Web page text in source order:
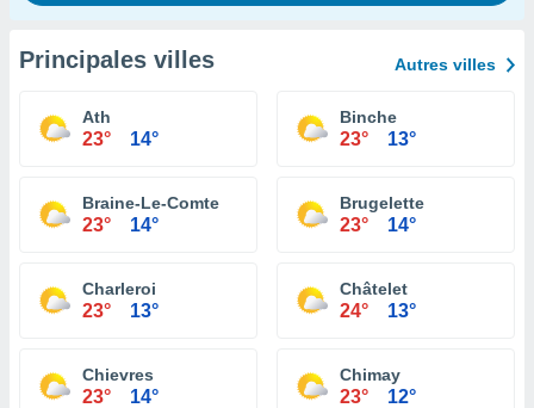
Principales villes Autres villes
Ath
23° 14°
Binche
23° 13°
Braine-Le-Comte
23° 14°
Brugelette
23° 14°
Charleroi
23° 13°
Châtelet
24° 13°
Chievres
23° 14°
Chimay
23° 12°